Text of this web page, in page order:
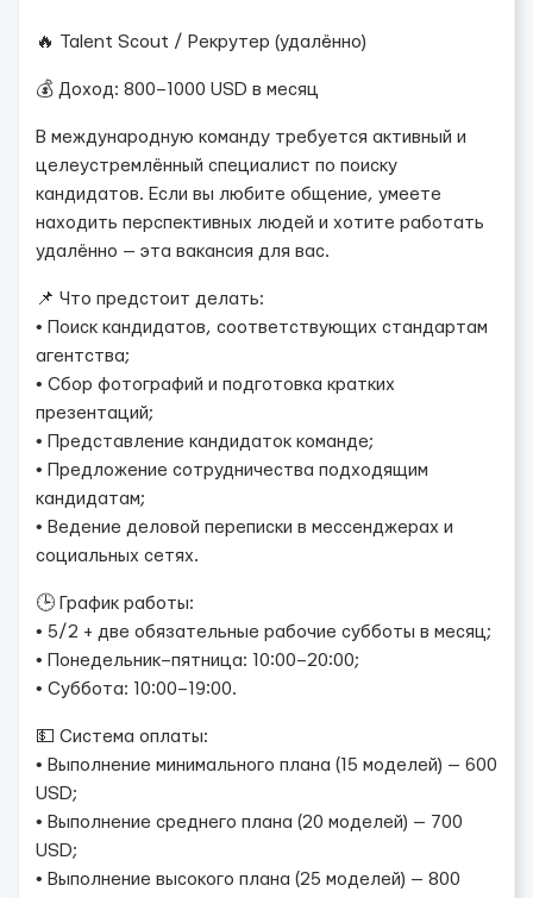
🔥 Talent Scout / Рекрутер (удалённо)
💰 Доход: 800–1000 USD в месяц
В международную команду требуется активный и
целеустремлённый специалист по поиску
кандидатов. Если вы любите общение, умеете
находить перспективных людей и хотите работать
удалённо — эта вакансия для вас.
📌 Что предстоит делать:
• Поиск кандидатов, соответствующих стандартам
агентства;
• Сбор фотографий и подготовка кратких
презентаций;
• Представление кандидаток команде;
• Предложение сотрудничества подходящим
кандидатам;
• Ведение деловой переписки в мессенджерах и
социальных сетях.
🕒 График работы:
• 5/2 + две обязательные рабочие субботы в месяц;
• Понедельник–пятница: 10:00–20:00;
• Суббота: 10:00–19:00.
💵 Система оплаты:
• Выполнение минимального плана (15 моделей) — 600
USD;
• Выполнение среднего плана (20 моделей) — 700
USD;
• Выполнение высокого плана (25 моделей) — 800